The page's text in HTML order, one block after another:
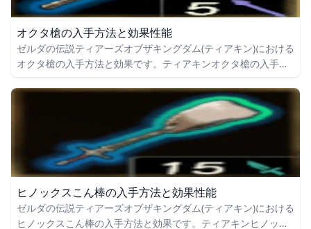
オクタ槍の入手方法と効果性能
ゼルダの伝説ティアーズオブザキングダム(ティアキン)における
オクタ槍の入手方法と効果です。ティアキンオクタ槍の入手場
す。
ヒノックスこん棒の入手方法と効果性能
ゼルダの伝説ティアーズオブザキングダム(ティアキン)における
ヒノックスこん棒の入手方法と効果です。ティアキンヒノック